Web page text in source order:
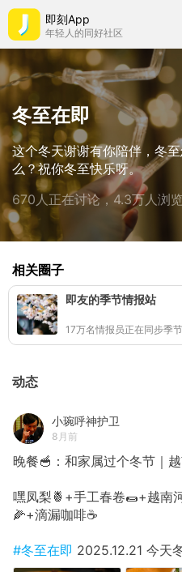
即刻App
年轻人的同好社区
冬至在即
这个冬天谢谢有你陪伴，冬
么？祝你冬至快乐呀。
670人正在讨论，4.3万人浏
相关圈子
即友的季节情报站
动态
小琬呼神护卫
8月前
晚餐🥣：和家属过个冬节｜
嘿凤梨🍍+手工春卷🌯+越南
🌽+滴漏咖啡☕️
#冬至在即 2025.12.21 今天